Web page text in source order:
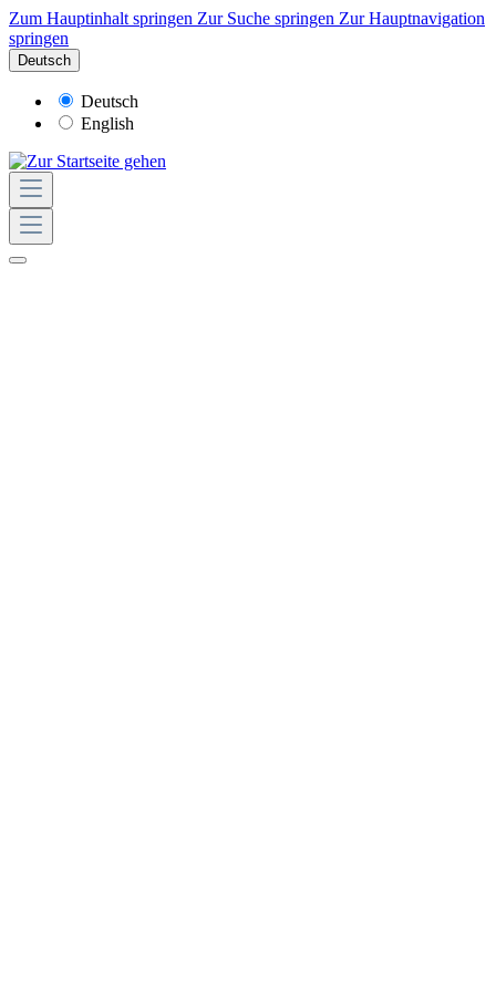
Zum Hauptinhalt springen Zur Suche springen Zur Hauptnavigation
springen
Deutsch
Deutsch
English